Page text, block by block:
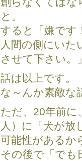
と。
すると「嫌で
人間の側にいた
させて下さい。
話は以上です。
な～んか素敵な
ただ、20年前に
人）に「犬が放
可能性があるか
その後で「でも